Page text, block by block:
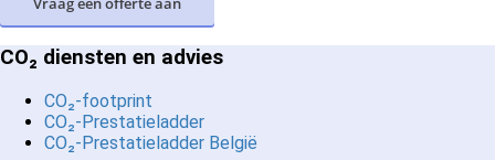
CO₂ diensten en advies
CO₂-footprint
CO₂-Prestatieladder
CO₂-Prestatieladder België